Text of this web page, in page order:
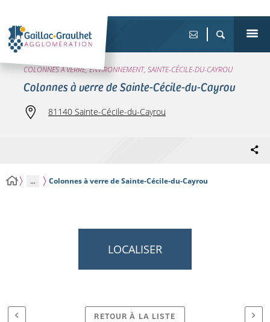
COLONNES À VERRE, ENVIRONNEMENT, SAINTE-CÉCILE-DU-CAYROU
Colonnes à verre de Sainte-Cécile-du-Cayrou
81140 Sainte-Cécile-du-Cayrou
... Colonnes à verre de Sainte-Cécile-du-Cayrou
LOCALISER
RETOUR À LA LISTE